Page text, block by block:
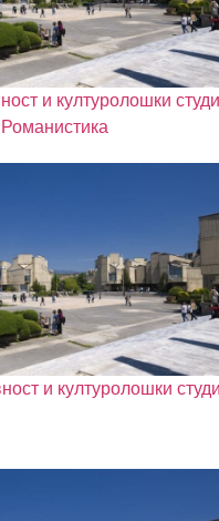
и културолошки
и културолошки